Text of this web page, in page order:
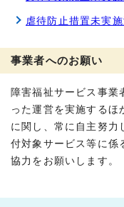
虐待防止措置未実
事業者へのお願い
障害福祉サービス事業
った運営を実施するほ
に関し、常に自主努力
付対象サービス等に係
協力をお願いします。